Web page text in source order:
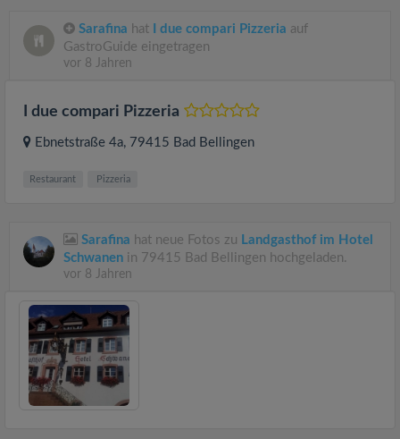
Sarafina hat I due compari Pizzeria auf
GastroGuide eingetragen
vor 8 Jahren
I due compari Pizzeria
Ebnetstraße 4a, 79415 Bad Bellingen
Restaurant Pizzeria
Sarafina hat neue Fotos zu Landgasthof im Hotel
Schwanen in 79415 Bad Bellingen hochgeladen.
vor 8 Jahren